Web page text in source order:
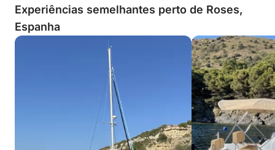
Experiências semelhantes perto de Roses,
Espanha